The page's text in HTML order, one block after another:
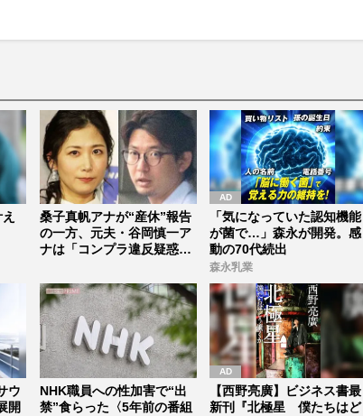
桑子真帆アナが“産休”報告
の一方、元夫・谷岡慎一ア
ナは「コンプラ違反疑惑」
「気になっていた認知機能
が菌で…」森永が開発。感
動の70代続出
森永乳業
ウ
開
NHK職員への性加害で“出
禁”食らった〈5年前の番組
【西野亮廣】ビジネス書最
新刊『北極星 僕たちはど